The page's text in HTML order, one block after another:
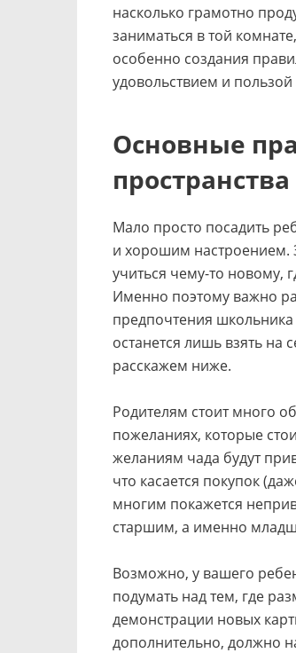
насколько грамотно
заниматься в той
особенно создания
удовольствием и
Основные
Мало просто посадить
и хорошим настроением.
учиться чему-то новому,
Именно поэтому важно
предпочтения школьника
останется лишь взять на
расскажем ниже.
Родителям стоит много
пожеланиях, которые
желаниям чада будут
что касается покупок
многим покажется
старшим, а именно
Возможно, у вашего
подумать над тем, где
демонстрации новых
дополнительно, должно